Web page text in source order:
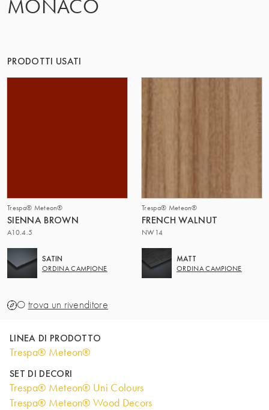
MONACO
PRODOTTI USATI
Trespa® Meteon®
SIENNA BROWN
A10.4.5
SATIN
ORDINA CAMPIONE
Trespa® Meteon®
FRENCH WALNUT
NW14
MATT
ORDINA CAMPIONE
O trova un rivenditore
LINEA DI PRODOTTO
Trespa® Meteon®
SET DI DECORI
Trespa® Meteon® Uni Colours
Trespa® Meteon® Wood Decors